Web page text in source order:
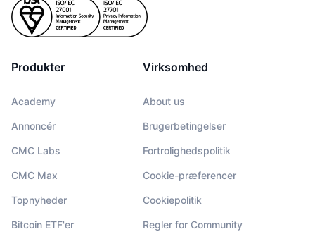
Produkter
Academy
Annoncér
CMC Labs
CMC Max
Topnyheder
Bitcoin ETF'er
Virksomhed
About us
Brugerbetingelser
Fortrolighedspolitik
Cookie-præferencer
Cookiepolitik
Regler for Community